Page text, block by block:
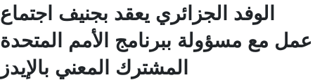
الوفد الجزائري يعقد بجنيف اجتماع
عمل مع مسؤولة ببرنامج الأمم المتحدة
المشترك المعني بالإيدز